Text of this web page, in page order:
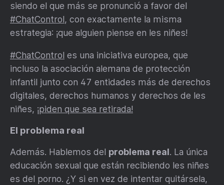
siendo el que más se pronunció a favor del
#ChatControl, con exactamente la misma
estrategia: ¡que alguien piense en les niñes!
#ChatControl es una iniciativa europea, que
incluso la asociación alemana de protección
infantil junto con 47 entidades más de derechos
digitales, derechos humanos y derechos de les
niñes, ¡piden que sea retirada!
El problema real
Además. Hablemos del problema real. La única
educación sexual que están recibiendo les niñes
es del porno. ¿Y si en vez de intentar quitársela,